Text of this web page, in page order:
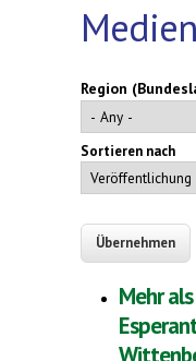
Region
Sortieren nach
Mehr